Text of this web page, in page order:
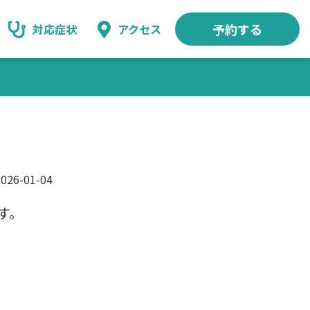
対応症状 アクセス 予約する
01-04